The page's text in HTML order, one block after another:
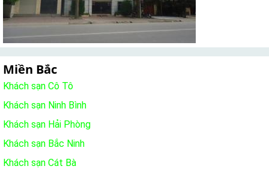
Miền Bắc
Khách sạn Cô Tô
Khách sạn Ninh Bình
Khách sạn Hải Phòng
Khách sạn Bắc Ninh
Khách sạn Cát Bà